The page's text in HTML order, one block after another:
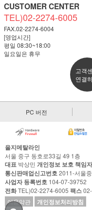
CUSTOMER CENTER
TEL)02-2274-6005
FAX.02-2274-6004
[영업시간]
평일 08:30~18:00
일요일은 휴무
고객
연결
PC 버전
을지메탈라인
서울 중구 동호로33길 49 1층
대표 박상민 개인정보 보호 책임자
통신판매업신고번호2011-서울
사업자 등록번호 104-07-39752
전화TEL)02-2274-6005 팩스
이용약관
개인정보처리방침